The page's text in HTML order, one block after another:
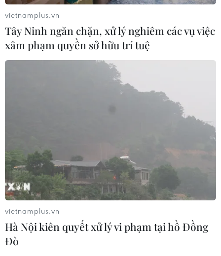
chuyến tàu Bắc-Nam và tàu địa phương để phục vụ nhu
cầu đi lại của người dân trong dịp lễ 30/4 và 1/5.
Hàng không cung ứng gần 1 triệu chỗ bay
trong dịp nghỉ lễ 30/4-1/5
02/04/2019 07:23
Trong dịp nghỉ lễ 30/4-1/5, hai hãng hàng không
vietnamplus.vn
Tây Ninh ngăn chặn, xử lý nghiêm các vụ việc
xâm phạm quyền sở hữu trí tuệ
vietnamplus.vn
Hà Nội kiên quyết xử lý vi phạm tại hồ Đồng
Đò